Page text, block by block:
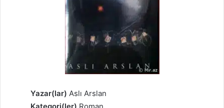
Yazar(lar) Aslı Arslan